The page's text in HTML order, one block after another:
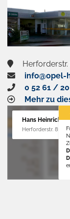
Herforderstr.
info@opel-
0 52 61 /
Mehr zu
Hans Heinrichs
Herforderstr. 81,